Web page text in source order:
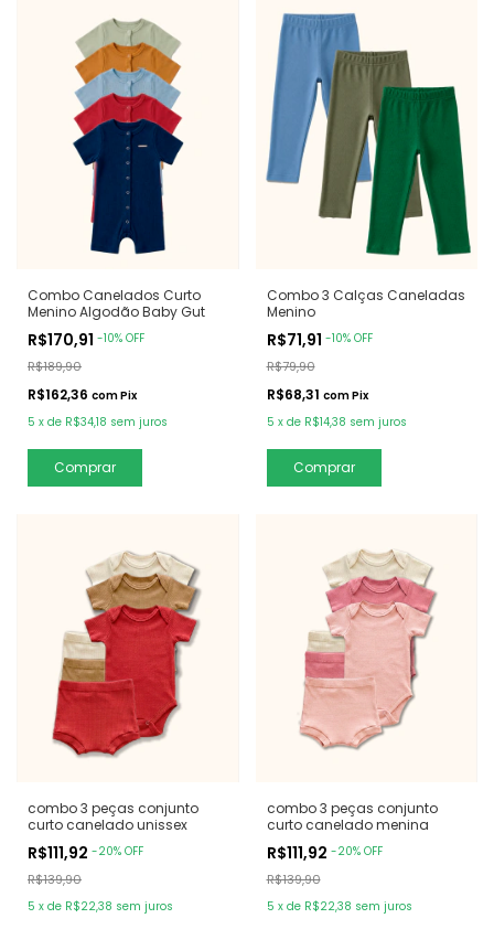
Combo Canelados Curto
Menino Algodão Baby Gut
R$170,91 -10% OFF
R$189,90
R$162,36 comPix
5 x de R$34,18 sem juros
Comprar
Combo 3 Calças Caneladas
Menino
R$71,91 -10% OFF
R$79,90
R$68,31 comPix
5 x de R$14,38 sem juros
Comprar
combo 3 peças conjunto
curto canelado unissex
R$111,92 -20% OFF
R$139,90
5 x de R$22,38 sem juros
combo 3 peças conjunto
curto canelado menina
R$111,92 -20% OFF
R$139,90
5 x de R$22,38 sem juros